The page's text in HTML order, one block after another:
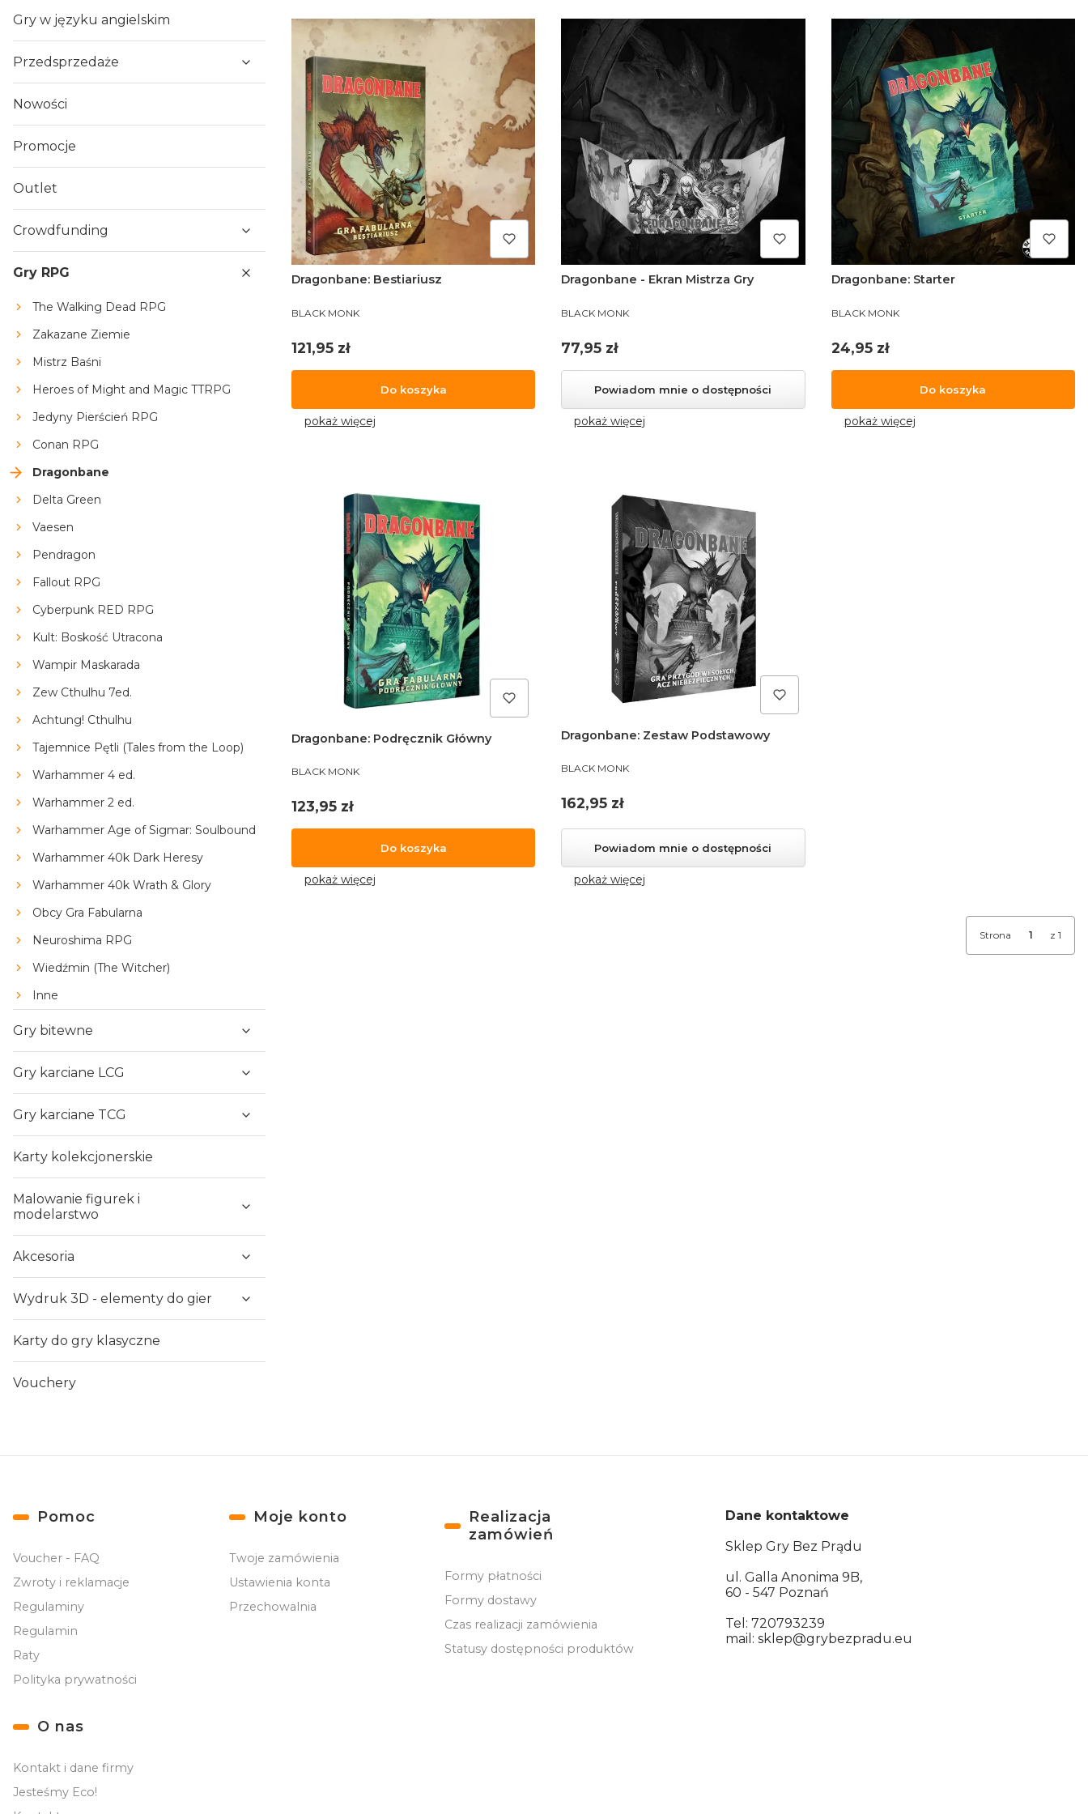
Gry w języku angielskim
Przedsprzedaże
Nowości
Promocje
Outlet
Crowdfunding
Gry RPG
The Walking Dead RPG
Zakazane Ziemie
Mistrz Baśni
Heroes of Might and Magic TTRPG
Jedyny Pierścień RPG
Conan RPG
Dragonbane
Delta Green
Vaesen
Pendragon
Fallout RPG
Cyberpunk RED RPG
Kult: Boskość Utracona
Wampir Maskarada
Zew Cthulhu 7ed.
Achtung! Cthulhu
Tajemnice Pętli (Tales from the Loop)
Warhammer 4 ed.
Warhammer 2 ed.
Warhammer Age of Sigmar: Soulbound
Warhammer 40k Dark Heresy
Warhammer 40k Wrath & Glory
Obcy Gra Fabularna
Neuroshima RPG
Wiedźmin (The Witcher)
Inne
Gry bitewne
Gry karciane LCG
Gry karciane TCG
Karty kolekcjonerskie
Malowanie figurek i
modelarstwo
Akcesoria
Wydruk 3D - elementy do gier
Karty do gry klasyczne
Vouchery
Dragonbane: Bestiariusz
PRODUCENT
BLACK MONK
Cena
121,95 zł
Do koszyka
pokaż więcej
Dragonbane - Ekran Mistrza Gry
PRODUCENT
BLACK MONK
Cena
77,95 zł
Powiadom mnie o dostępności
pokaż więcej
Dragonbane: Starter
PRODUCENT
BLACK MONK
Cena
24,95 zł
Do koszyka
pokaż więcej
Dragonbane: Podręcznik Główny
PRODUCENT
BLACK MONK
Cena
123,95 zł
Do koszyka
pokaż więcej
Dragonbane: Zestaw Podstawowy
PRODUCENT
BLACK MONK
Cena
162,95 zł
Powiadom mnie o dostępności
pokaż więcej
Strona z 1
Linki w stopce
Pomoc
Voucher - FAQ
Zwroty i reklamacje
Regulaminy
Regulamin
Raty
Polityka prywatności
Moje konto
Twoje zamówienia
Ustawienia konta
Przechowalnia
Realizacja
zamówień
Formy płatności
Formy dostawy
Czas realizacji zamówienia
Statusy dostępności produktów
O nas
Kontakt i dane firmy
Jesteśmy Eco!
Dane kontaktowe
Sklep Gry Bez Prądu
ul. Galla Anonima 9B,
60 - 547 Poznań
Tel: 720793239
mail: sklep@grybezpradu.eu